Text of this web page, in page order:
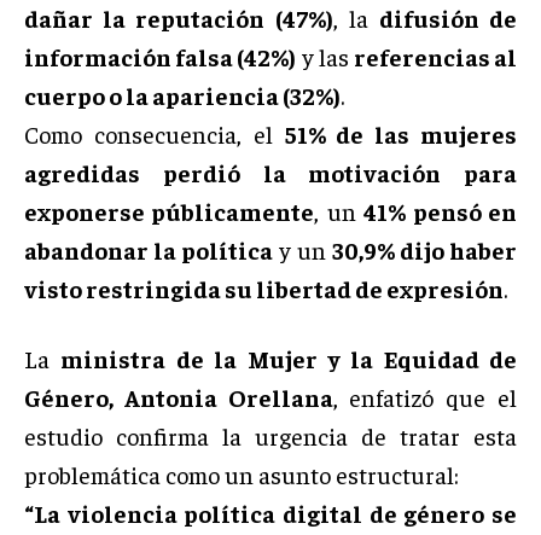
dañar la reputación (47%) , la difusión de
información falsa (42%) y las referencias al
cuerpo o la apariencia (32%).
Como consecuencia, el 51% de las mujeres
agredidas perdió la motivación para
exponerse públicamente , un41% pensó en
abandonar la política y un 30,9% dijo haber
visto restringida su libertad de expresión.
La ministra de la Mujer y la Equidad de
Género, Antonia Orellana , enfatizó que el
estudio confirma la urgencia de tratar esta
problemática como un asunto estructural:
“La violencia política digital de género se